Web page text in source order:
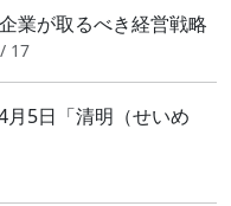
業が取るべき経営戦略
17
5日「清明（せいめ